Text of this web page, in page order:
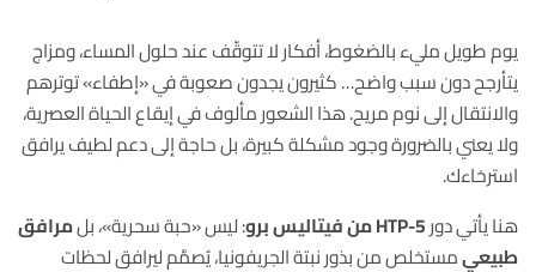
يوم طويل مليء بالضغوط، أفكار لا تتوقّف عند حلول المساء، ومزاج
يتأرجح دون سبب واضح… كثيرون يجدون صعوبة في «إطفاء» توترهم
والانتقال إلى نوم مريح. هذا الشعور مألوف في إيقاع الحياة العصرية،
ولا يعني بالضرورة وجود مشكلة كبيرة، بل حاجة إلى دعم لطيف يرافق
استرخاءك.
هنا يأتي دور5-HTP من فيتاليس برو : ليس «حبة سحرية»، بلمرافق
طبيعيمستخلص من بذور نبتة الجريفونيا، يُصمَّم ليرافق لحظات